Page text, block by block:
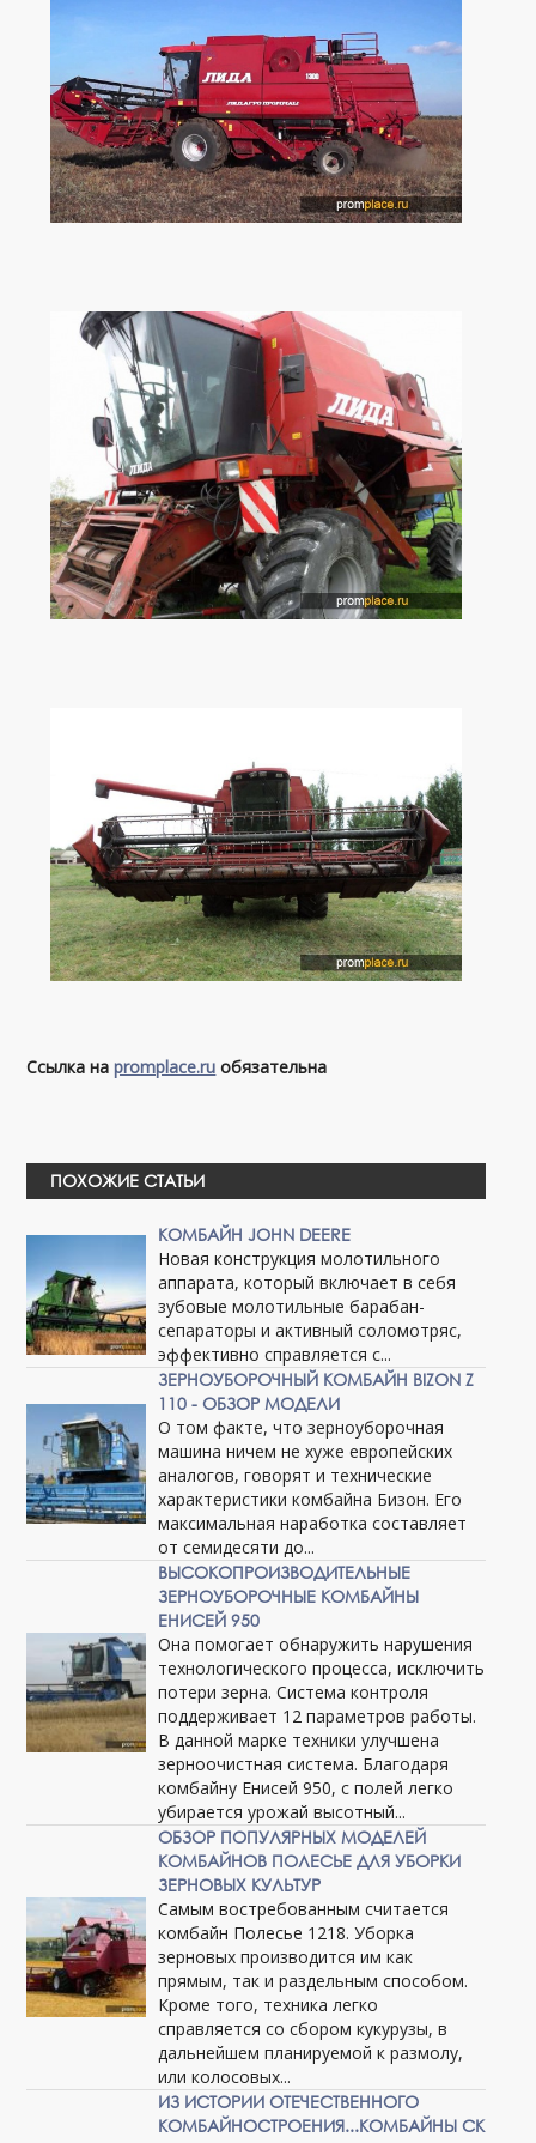
Ссылка наpromplace.ru обязательна
ПОХОЖИЕ СТАТЬИ
КОМБАЙН JOHN DEERE
Новая конструкция молотильного
аппарата, который включает в себя
зубовые молотильные барабан-
сепараторы и активный соломотряс,
эффективно справляется с...
ЗЕРНОУБОРОЧНЫЙ КОМБАЙН BIZON Z
110 - ОБЗОР МОДЕЛИ
О том факте, что зерноуборочная
машина ничем не хуже европейских
аналогов, говорят и технические
характеристики комбайна Бизон. Его
максимальная наработка составляет
от семидесяти до...
ВЫСОКОПРОИЗВОДИТЕЛЬНЫЕ
ЗЕРНОУБОРОЧНЫЕ КОМБАЙНЫ
ЕНИСЕЙ 950
Она помогает обнаружить нарушения
технологического процесса, исключить
потери зерна. Система контроля
поддерживает 12 параметров работы.
В данной марке техники улучшена
зерноочистная система. Благодаря
комбайну Енисей 950, с полей легко
убирается урожай высотный...
ОБЗОР ПОПУЛЯРНЫХ МОДЕЛЕЙ
КОМБАЙНОВ ПОЛЕСЬЕ ДЛЯ УБОРКИ
ЗЕРНОВЫХ КУЛЬТУР
Самым востребованным считается
комбайн Полесье 1218. Уборка
зерновых производится им как
прямым, так и раздельным способом.
Кроме того, техника легко
справляется со сбором кукурузы, в
дальнейшем планируемой к размолу,
или колосовых...
ИЗ ИСТОРИИ ОТЕЧЕСТВЕННОГО
КОМБАЙНОСТРОЕНИЯ...КОМБАЙНЫ СК